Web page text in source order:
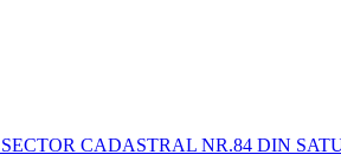
CADASTRAL NR.84 DIN